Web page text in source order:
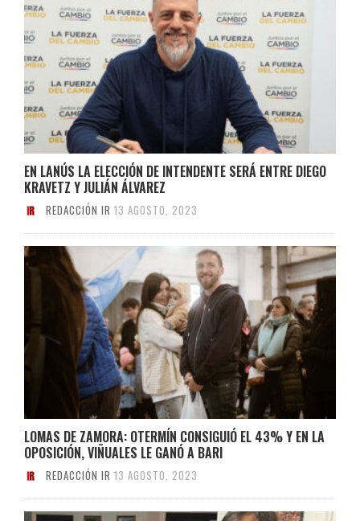
EN LANÚS LA ELECCIÓN DE INTENDENTE SERÁ ENTRE DIEGO
KRAVETZ Y JULIÁN ÁLVAREZ
REDACCIÓN IR 13 AGOSTO, 2023
LOMAS DE ZAMORA: OTERMÍN CONSIGUIÓ EL 43% Y EN LA
OPOSICIÓN, VIÑUALES LE GANÓ A BARI
REDACCIÓN IR 13 AGOSTO, 2023